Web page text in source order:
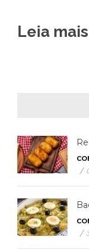
Leia mais
/
/